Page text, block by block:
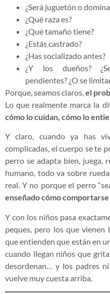
¿Será juguetón o
¿Qué raza es?
¿Qué tamaño tiene?
¿Estás castrado?
¿Has socializado antes?
¿Y los dueños?
pendientes? ¿O se
Porque, seamos claros,el
Lo que realmente marca la
cómo lo cuidan, cómo lo
Y claro, cuando ya has
complicadas, el cuerpo se te
perro se adapta bien, juega,
humano, todo va sobre
real. Y no porque el perro
enseñado cómo
Y con los niños pasa
peques, pero los que vienen
que entienden que están en
cuando llegan niños que
desordenan… y los padres
vuelve muy cuesta arriba.